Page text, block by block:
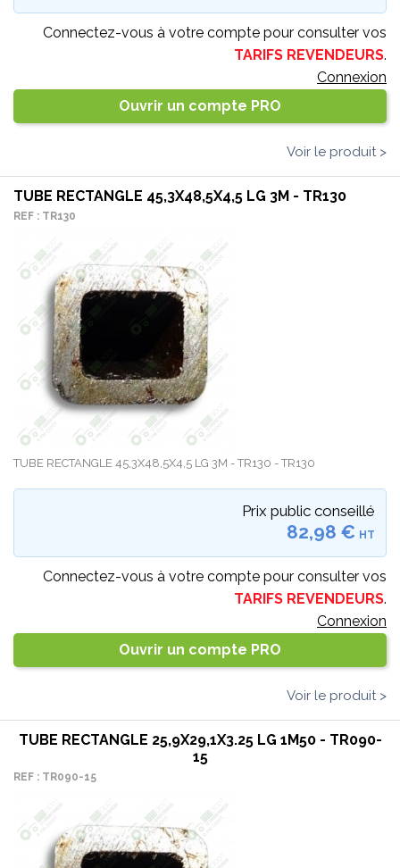
Connectez-vous à votre compte pour consulter vos
TARIFS REVENDEURS.
Connexion
Ouvrir un compte PRO
Voir le produit >
TUBE RECTANGLE 45,3X48,5X4,5 LG 3M - TR130
REF : TR130
TUBE RECTANGLE 45,3X48,5X4,5 LG 3M - TR130 - TR130
Prix public conseillé
82,98 € HT
Connectez-vous à votre compte pour consulter vos
TARIFS REVENDEURS.
Connexion
Ouvrir un compte PRO
Voir le produit >
TUBE RECTANGLE 25,9X29,1X3.25 LG 1M50 - TR090-
15
REF : TR090-15